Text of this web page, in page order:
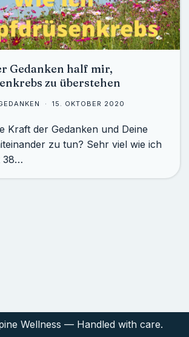
Gedanken half mir,
zu überstehen
15. OKTOBER 2020
Kraft der Gedanken und Deine
zu tun? Sehr viel wie ich
38…
Wellness — Handled with care.